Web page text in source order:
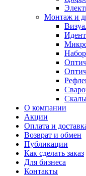
Монтаж и
О компании
Акции
Оплата и
Возврат и обмен
Публикации
Как сделать заказ
Для бизнеса
Контакты